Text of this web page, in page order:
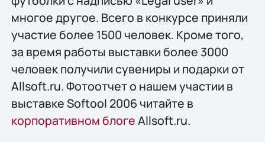
многое другое. Всего в конкурсе приняли
участие более 1500 человек. Кроме того,
за время работы выставки более 3000
человек получили сувениры и подарки от
Allsoft.ru. Фотоотчет о нашем участии в
выставке Softool 2006 читайте в
корпоративном блогеAllsoft.ru.